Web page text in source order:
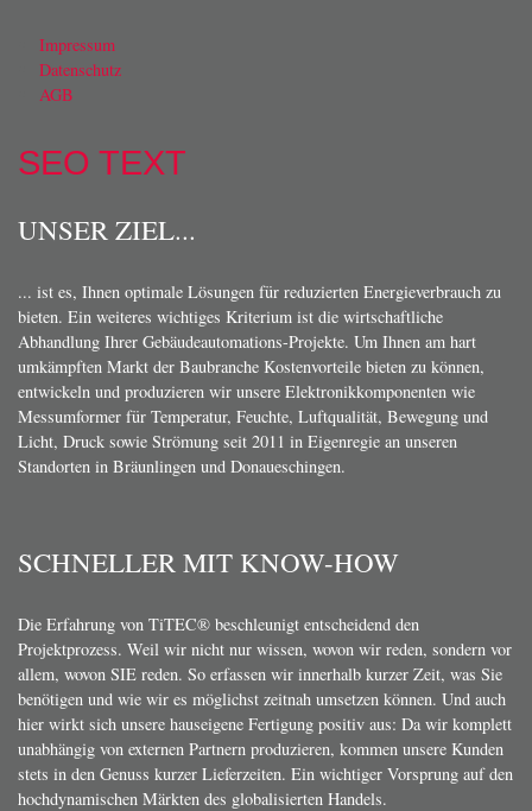
Impressum
Datenschutz
AGB
SEO TEXT
UNSER ZIEL...
... ist es, Ihnen optimale Lösungen für reduzierten Energieverbrauch zu
bieten. Ein weiteres wichtiges Kriterium ist die wirtschaftliche
Abhandlung Ihrer Gebäudeautomations-Projekte. Um Ihnen am hart
umkämpften Markt der Baubranche Kostenvorteile bieten zu können,
entwickeln und produzieren wir unsere Elektronikkomponenten wie
Messumformer für Temperatur, Feuchte, Luftqualität, Bewegung und
Licht, Druck sowie Strömung seit 2011 in Eigenregie an unseren
Standorten in Bräunlingen und Donaueschingen.
SCHNELLER MIT KNOW-HOW
Die Erfahrung von TiTEC® beschleunigt entscheidend den
Projektprozess. Weil wir nicht nur wissen, wovon wir reden, sondern vor
allem, wovon SIE reden. So erfassen wir innerhalb kurzer Zeit, was Sie
benötigen und wie wir es möglichst zeitnah umsetzen können. Und auch
hier wirkt sich unsere hauseigene Fertigung positiv aus: Da wir komplett
unabhängig von externen Partnern produzieren, kommen unsere Kunden
stets in den Genuss kurzer Lieferzeiten. Ein wichtiger Vorsprung auf den
hochdynamischen Märkten des globalisierten Handels.